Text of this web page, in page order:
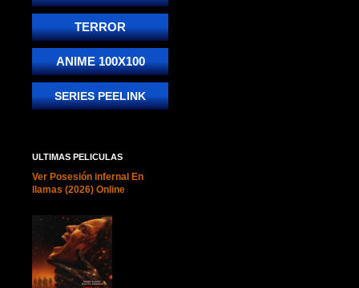
TERROR
ANIME 100X100
SERIES PEELINK
ULTIMAS PELICULAS
Ver Posesión infernal En
llamas (2026) Online